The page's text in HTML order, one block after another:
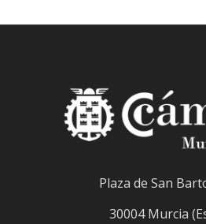
Plaza de San
30004 Murcia